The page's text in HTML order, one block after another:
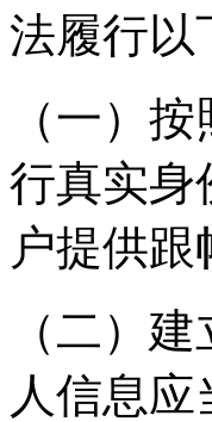
法履行以
（一）
行真实身
户提供跟
（二）
人信息